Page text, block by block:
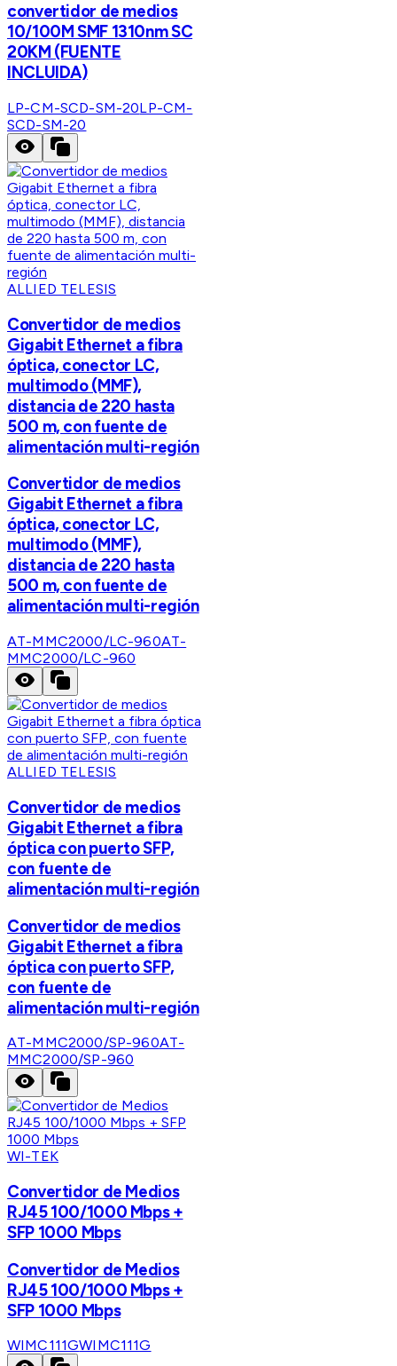
convertidor de medios
10/100M SMF 1310nm SC
20KM (FUENTE
INCLUIDA)
LP-CM-SCD-SM-20LP-CM-
SCD-SM-20
ALLIED TELESIS
Convertidor de medios
Gigabit Ethernet a fibra
óptica, conector LC,
multimodo (MMF),
distancia de 220 hasta
500 m, con fuente de
alimentación multi-región
Convertidor de medios
Gigabit Ethernet a fibra
óptica, conector LC,
multimodo (MMF),
distancia de 220 hasta
500 m, con fuente de
alimentación multi-región
AT-MMC2000/LC-960AT-
MMC2000/LC-960
ALLIED TELESIS
Convertidor de medios
Gigabit Ethernet a fibra
óptica con puerto SFP,
con fuente de
alimentación multi-región
Convertidor de medios
Gigabit Ethernet a fibra
óptica con puerto SFP,
con fuente de
alimentación multi-región
AT-MMC2000/SP-960AT-
MMC2000/SP-960
WI-TEK
Convertidor de Medios
RJ45 100/1000 Mbps +
SFP 1000 Mbps
Convertidor de Medios
RJ45 100/1000 Mbps +
SFP 1000 Mbps
WIMC111GWIMC111G